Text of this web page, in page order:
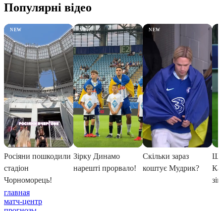
главная
матч-центр